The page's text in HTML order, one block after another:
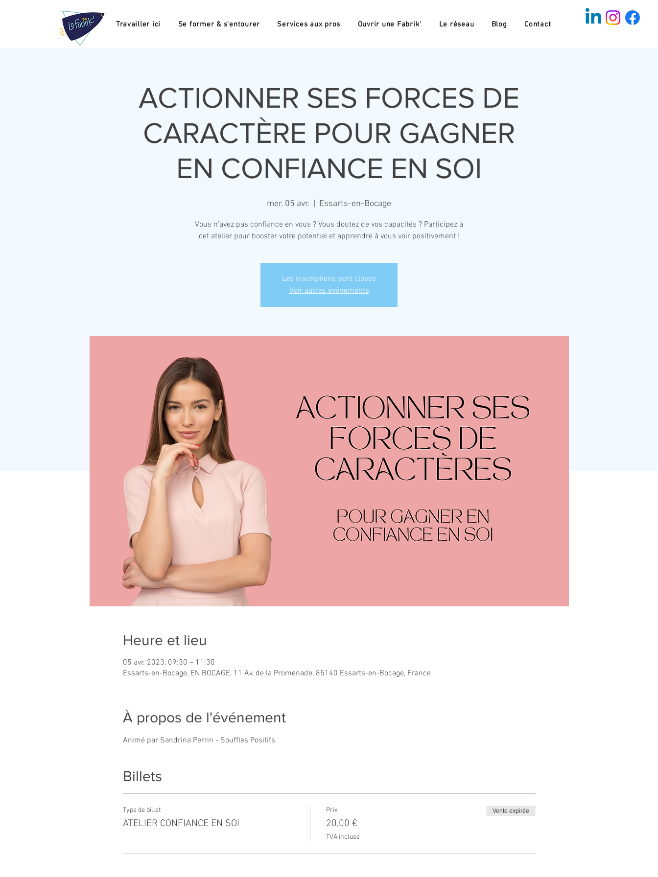
Travailler ici Se former & s'entourer Services aux pros Ouvrir une Fabrik' Le réseau Blog Contact
ACTIONNER SES FORCES DE
CARACTÈRE POUR GAGNER
EN CONFIANCE EN SOI
mer. 05 avr. Essarts-en-Bocage
Vous n'avez pas confiance en vous ? Vous doutez de vos capacités ? Participez à
cet atelier pour booster votre potentiel et apprendre à vous voir positivement !
Les inscriptions sont closes
Voir autres événements
Heure et lieu
05 avr. 2023, 09:30 – 11:30
Essarts-en-Bocage, EN BOCAGE, 11 Av. de la Promenade, 85140 Essarts-en-Bocage, France
À propos de l'événement
Animé par Sandrina Perrin - Souffles Positifs
Billets
Type de billet
ATELIER CONFIANCE EN SOI
Prix
20,00 €
TVA incluse
Vente expirée